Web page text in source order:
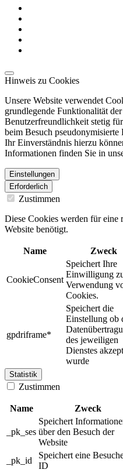
Hinweis zu Cookies
Unsere Website verwendet
grundlegende Funktionalität
Benutzerfreundlichkeit stetig
beim Besuch pseudonymisierte
Ihr Einverständnis hierzu
Informationen finden Sie in
Einstellungen
Erforderlich
Zustimmen
Diese Cookies werden für eine
Website benötigt.
Name Zweck
CookieConsent
Speichert Ihre
Einwilligung
Verwendung
Cookies.
gpdriframe*
Speichert die
Einstellung ob
des jeweiligen
Dienstes
wurde
Statistik
Zustimmen
Name Zweck
_pk_ses
Speichert
über den Besuch der
Website
_pk_id
Speichert eine
ID